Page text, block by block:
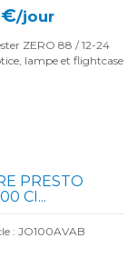
€/jour
ZERO 88 / 12-24
lampe et flightcase
PRESTO
CI...
: JO100AVAB